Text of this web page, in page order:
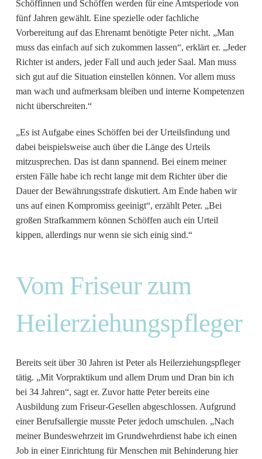
Schöffinnen und Schöffen werden für eine Amtsperiode von
fünf Jahren gewählt. Eine spezielle oder fachliche
Vorbereitung auf das Ehrenamt benötigte Peter nicht. „Man
muss das einfach auf sich zukommen lassen“, erklärt er. „Jeder
Richter ist anders, jeder Fall und auch jeder Saal. Man muss
sich gut auf die Situation einstellen können. Vor allem muss
man wach und aufmerksam bleiben und interne Kompetenzen
nicht überschreiten.“
„Es ist Aufgabe eines Schöffen bei der Urteilsfindung und
dabei beispielsweise auch über die Länge des Urteils
mitzusprechen. Das ist dann spannend. Bei einem meiner
ersten Fälle habe ich recht lange mit dem Richter über die
Dauer der Bewährungsstrafe diskutiert. Am Ende haben wir
uns auf einen Kompromiss geeinigt“, erzählt Peter. „Bei
großen Strafkammern können Schöffen auch ein Urteil
kippen, allerdings nur wenn sie sich einig sind.“
Vom Friseur zum
Heilerziehungspfleger
Bereits seit über 30 Jahren ist Peter als Heilerziehungspfleger
tätig. „Mit Vorpraktikum und allem Drum und Dran bin ich
bei 34 Jahren“, sagt er. Zuvor hatte Peter bereits eine
Ausbildung zum Friseur-Gesellen abgeschlossen. Aufgrund
einer Berufsallergie musste Peter jedoch umschulen. „Nach
meiner Bundeswehrzeit im Grundwehrdienst habe ich einen
Job in einer Einrichtung für Menschen mit Behinderung hier